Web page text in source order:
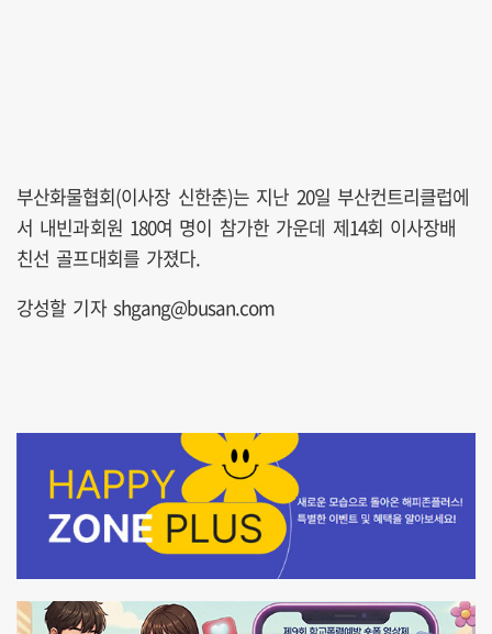
부산화물협회(이사장 신한춘)는 지난 20일 부산컨트리클럽에
서 내빈과회원 180여 명이 참가한 가운데 제14회 이사장배
친선 골프대회를 가졌다.
강성할 기자 shgang@busan.com